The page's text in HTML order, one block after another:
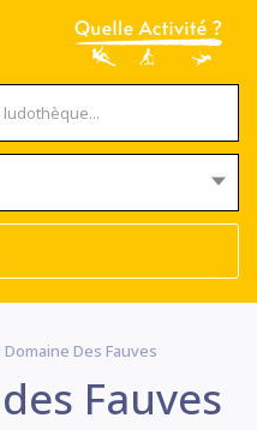
Domaine Des Fauves
Fauves